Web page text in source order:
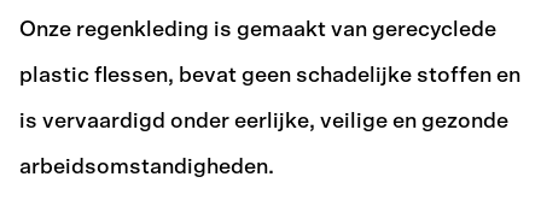
Onze regenkleding is gemaakt van gerecyclede
plastic flessen, bevat geen schadelijke stoffen en
is vervaardigd onder eerlijke, veilige en gezonde
arbeidsomstandigheden.